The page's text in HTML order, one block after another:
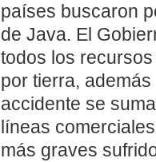
países buscaron
de Java. El
todos los
por tierra,
accidente se
líneas
más graves